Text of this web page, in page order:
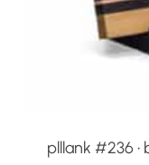
plllank #236